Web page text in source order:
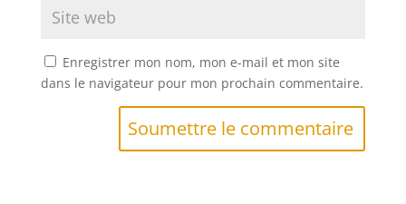
Enregistrer mon nom, mon e-mail et mon site
dans le navigateur pour mon prochain commentaire.
Soumettre le commentaire